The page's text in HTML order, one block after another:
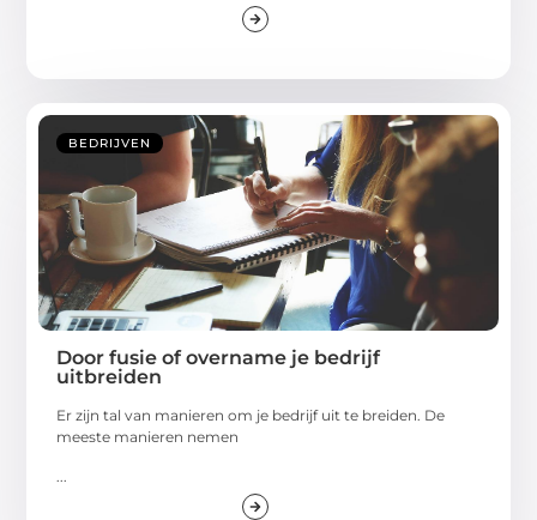
BEDRIJVEN
Door fusie of overname je bedrijf
uitbreiden
Er zijn tal van manieren om je bedrijf uit te breiden. De
meeste manieren nemen